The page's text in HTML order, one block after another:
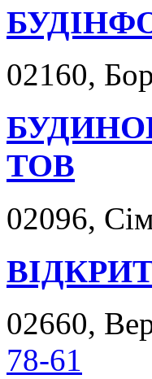
02160,
ТОВ
02096,
02660,
78-61